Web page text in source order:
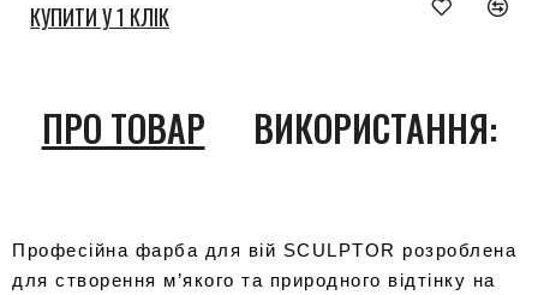
КУПИТИ У 1 КЛІК
ПРО ТОВАР ВИКОРИСТАННЯ:
Професійна фарба для вій SCULPTOR розроблена
для створення м’якого та природного відтінку на